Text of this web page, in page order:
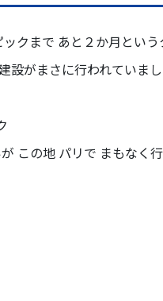
クまで あと２か月という
がまさに行われていまし
この地 パリで まもなく